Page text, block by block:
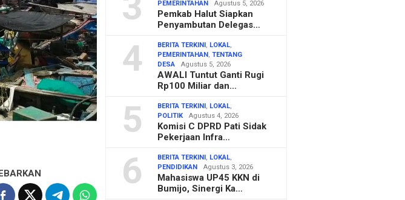
PEMERINTAHAN
Agustus 5, 2026
Pemkab Halut Siapkan
Penyambutan Delegas…
4 BERITA TERKINI , LOKAL,
PEMERINTAHAN ,TENTANG
DESA
Agustus 5, 2026
AWALI Tuntut Ganti Rugi
Rp100 Miliar dan…
5 BERITA TERKINI , LOKAL,
POLITIK
Agustus 4, 2026
Komisi C DPRD Pati Sidak
Pekerjaan Infra…
6 BERITA TERKINI , LOKAL,
PENDIDIKAN
Agustus 3, 2026
Mahasiswa UP45 KKN di
Bumijo, Sinergi Ka…